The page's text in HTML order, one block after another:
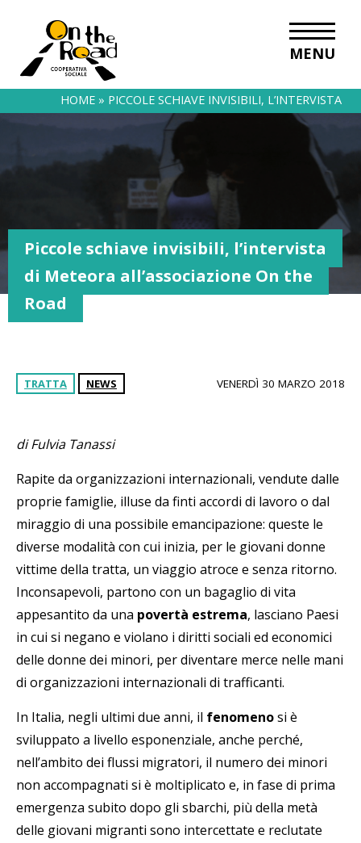
MENU
HOME » PICCOLE SCHIAVE INVISIBILI, L’INTERVISTA
DI METEORA ALL’ASSOCIAZIONE ON THE ROAD
Piccole schiave invisibili, l’intervista
di Meteora all’associazione On the
Road
TRATTA NEWS VENERDÌ 30 MARZO 2018
di Fulvia Tanassi
Rapite da organizzazioni internazionali, vendute dalle
proprie famiglie, illuse da finti accordi di lavoro o dal
miraggio di una possibile emancipazione: queste le
diverse modalità con cui inizia, per le giovani donne
vittime della tratta, un viaggio atroce e senza ritorno.
Inconsapevoli, partono con un bagaglio di vita
appesantito da una povertà estrema, lasciano Paesi
in cui si negano e violano i diritti sociali ed economici
delle donne dei minori, per diventare merce nelle mani
di organizzazioni internazionali di trafficanti.
In Italia, negli ultimi due anni, il fenomenosi è
sviluppato a livello esponenziale, anche perché,
nell’ambito dei flussi migratori, il numero dei minori
non accompagnati si è moltiplicato e, in fase di prima
emergenza subito dopo gli sbarchi, più della metà
delle giovani migranti sono intercettate e reclutate